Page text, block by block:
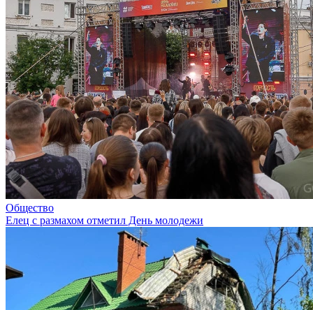
Общество
Елец с размахом отметил День молодежи